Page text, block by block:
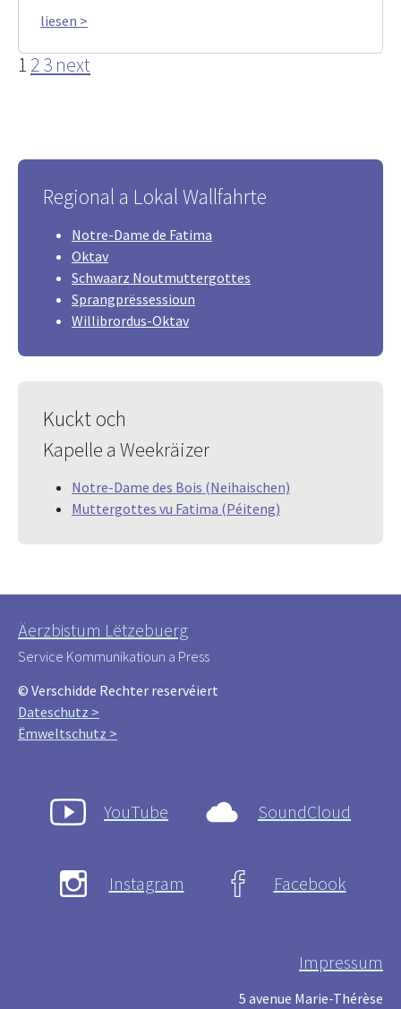
liesen >
1 23 next
Regional a Lokal Wallfahrte
Notre-Dame de Fatima
Oktav
Schwaarz Noutmuttergottes
Sprangprëssessioun
Willibrordus-Oktav
Kuckt och
Kapelle a Weekräizer
Notre-Dame des Bois (Neihaischen)
Muttergottes vu Fatima (Péiteng)
Äerzbistum Lëtzebuerg
Service Kommunikatioun a Press
© Verschidde Rechter reservéiert
Dateschutz >
Ëmweltschutz >
YouTube SoundCloud
Instagram Facebook
Impressum
5 avenue Marie-Thérèse